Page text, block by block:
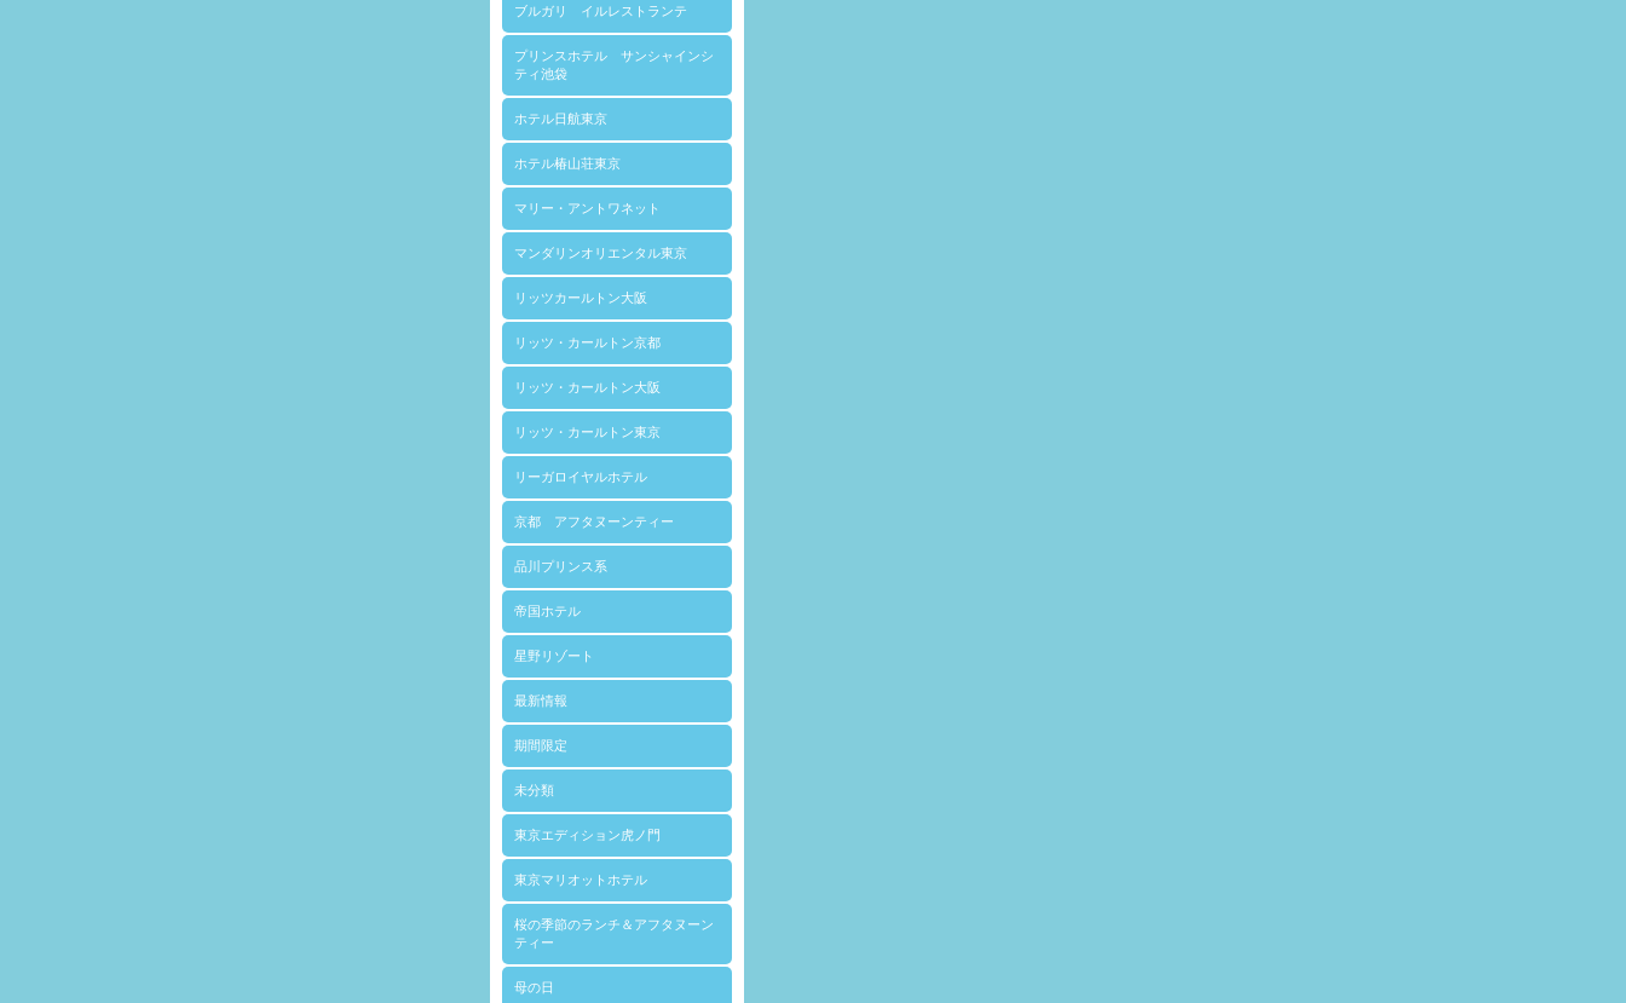
ブルガリ イルレストランテ
プリンスホテル サンシャインシ
ティ池袋
ホテル日航東京
ホテル椿山荘東京
マリー・アントワネット
マンダリンオリエンタル東京
リッツカールトン大阪
リッツ・カールトン京都
リッツ・カールトン大阪
リッツ・カールトン東京
リーガロイヤルホテル
京都 アフタヌーンティー
品川プリンス系
帝国ホテル
星野リゾート
最新情報
期間限定
未分類
東京エディション虎ノ門
東京マリオットホテル
桜の季節のランチ＆アフタヌーン
ティー
母の日